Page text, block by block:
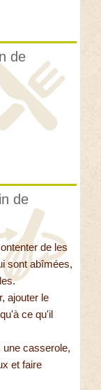
de
de
de les
sont abîmées,
ajouter le
ce qu'il
casserole,
et faire